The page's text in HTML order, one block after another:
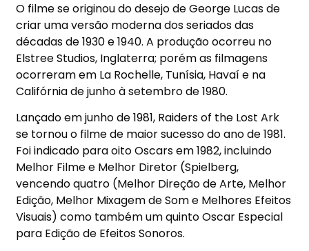
O filme se originou do desejo de George Lucas de
criar uma versão moderna dos seriados das
décadas de 1930 e 1940. A produção ocorreu no
Elstree Studios, Inglaterra; porém as filmagens
ocorreram em La Rochelle, Tunísia, Havaí e na
Califórnia de junho à setembro de 1980.
Lançado em junho de 1981, Raiders of the Lost Ark
se tornou o filme de maior sucesso do ano de 1981.
Foi indicado para oito Oscars em 1982, incluindo
Melhor Filme e Melhor Diretor (Spielberg,
vencendo quatro (Melhor Direção de Arte, Melhor
Edição, Melhor Mixagem de Som e Melhores Efeitos
Visuais) como também um quinto Oscar Especial
para Edição de Efeitos Sonoros.